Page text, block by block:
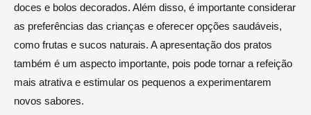
doces e bolos decorados. Além disso, é importante considerar
as preferências das crianças e oferecer opções saudáveis,
como frutas e sucos naturais. A apresentação dos pratos
também é um aspecto importante, pois pode tornar a refeição
mais atrativa e estimular os pequenos a experimentarem
novos sabores.